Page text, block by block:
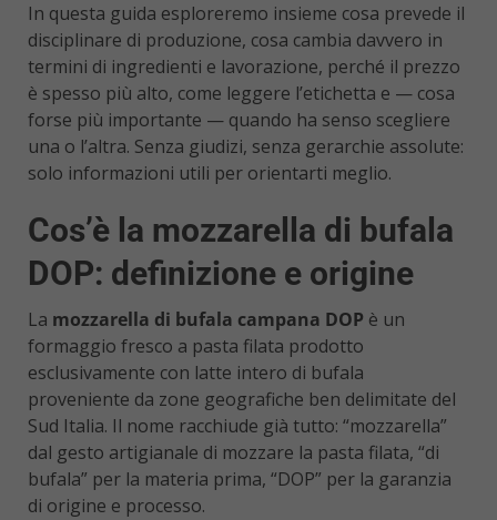
In questa guida esploreremo insieme cosa prevede il
disciplinare di produzione, cosa cambia davvero in
termini di ingredienti e lavorazione, perché il prezzo
è spesso più alto, come leggere l’etichetta e — cosa
forse più importante — quando ha senso scegliere
una o l’altra. Senza giudizi, senza gerarchie assolute:
solo informazioni utili per orientarti meglio.
Cos’è la mozzarella di bufala
DOP: definizione e origine
La mozzarella di bufala campana DOP è un
formaggio fresco a pasta filata prodotto
esclusivamente con latte intero di bufala
proveniente da zone geografiche ben delimitate del
Sud Italia. Il nome racchiude già tutto: “mozzarella”
dal gesto artigianale di mozzare la pasta filata, “di
bufala” per la materia prima, “DOP” per la garanzia
di origine e processo.